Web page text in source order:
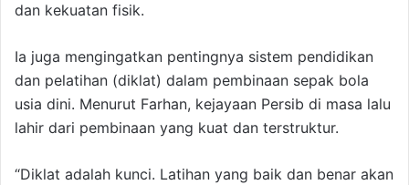
dan kekuatan fisik.
Ia juga mengingatkan pentingnya sistem pendidikan
dan pelatihan (diklat) dalam pembinaan sepak bola
usia dini. Menurut Farhan, kejayaan Persib di masa lalu
lahir dari pembinaan yang kuat dan terstruktur.
“Diklat adalah kunci. Latihan yang baik dan benar akan